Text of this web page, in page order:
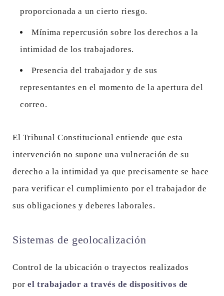
proporcionada a un cierto riesgo.
Mínima repercusión sobre los derechos a la
intimidad de los trabajadores.
Presencia del trabajador y de sus
representantes en el momento de la apertura del
correo.
El Tribunal Constitucional entiende que esta
intervención no supone una vulneración de su
derecho a la intimidad ya que precisamente se hace
para verificar el cumplimiento por el trabajador de
sus obligaciones y deberes laborales.
Sistemas de geolocalización
Control de la ubicación o trayectos realizados
porel trabajador a través de dispositivos de